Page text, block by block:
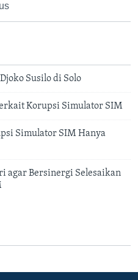
Susilo di Solo
Korupsi Simulator SIM
Simulator SIM Hanya
agar Bersinergi Selesaikan